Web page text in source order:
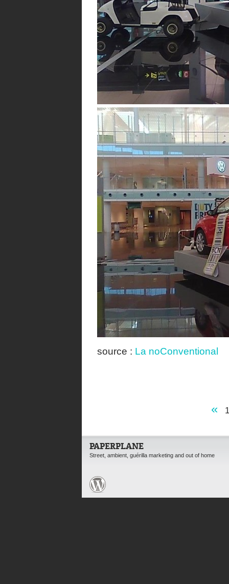
source : La noConventional
« 1
PAPERPLANE
Street, ambient, guérilla marketing and out of home